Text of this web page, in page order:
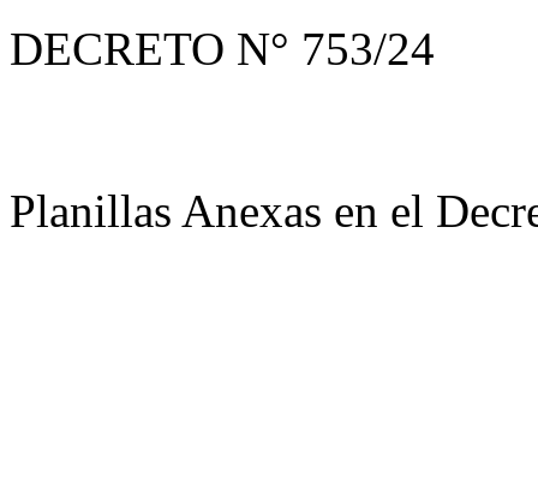
DECRETO N° 753/24
Planillas Anexas en el